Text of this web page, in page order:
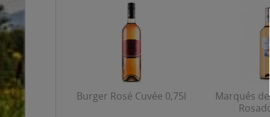
Burger Rosé Cuvée 0,75l
Marqués